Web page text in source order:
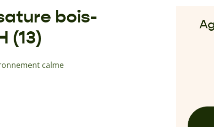
bois-
(13)
calme